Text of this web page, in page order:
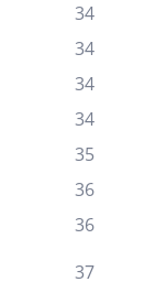
34
34
34
34
35
36
36
37